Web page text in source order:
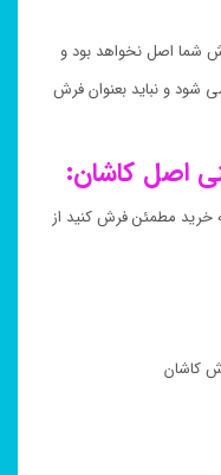
شما اصل نخواهد بود و
شود و نباید بعنوان فرش
اصل کاشان:
خرید مطمئن فرش کنید از
کاشان